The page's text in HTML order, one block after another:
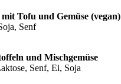
Tofu und Gemüse (vegan)
Senf
und Mischgemüse
Senf, Ei, Soja